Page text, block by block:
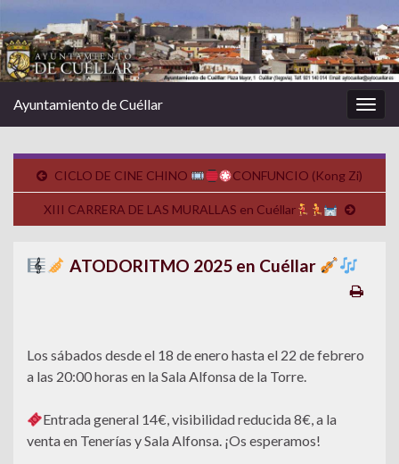
la
Ayuntamiento de Cuéllar
CICLO DE CINE CHINO CONFUNCIO (Kong Zi)
XIII CARRERA DE LAS MURALLAS en Cuéllar
ATODORITMO 2025 en Cuéllar
Los sábados desde el 18 de enero hasta el 22 de febrero
a las 20:00 horas en la Sala Alfonsa de la Torre.
Entrada general 14€, visibilidad reducida 8€, a la
venta en Tenerías y Sala Alfonsa. ¡Os esperamos!